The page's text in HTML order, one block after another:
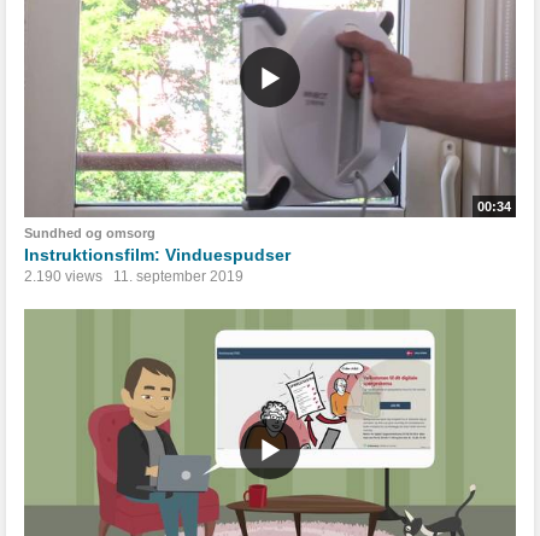
00:34
Sundhed og omsorg
Instruktionsfilm: Vinduespudser
2.190 views 11. september 2019